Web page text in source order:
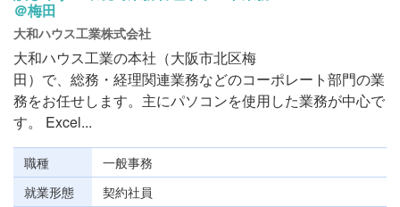
＠梅田
大和ハウス工業株式会社
大和ハウス工業の本社（大阪市北区梅
田）で、総務・経理関連業務などのコーポレート部門の業
務をお任せします。主にパソコンを使用した業務が中心で
す。 Excel...
職種
一般事務
就業形態
契約社員